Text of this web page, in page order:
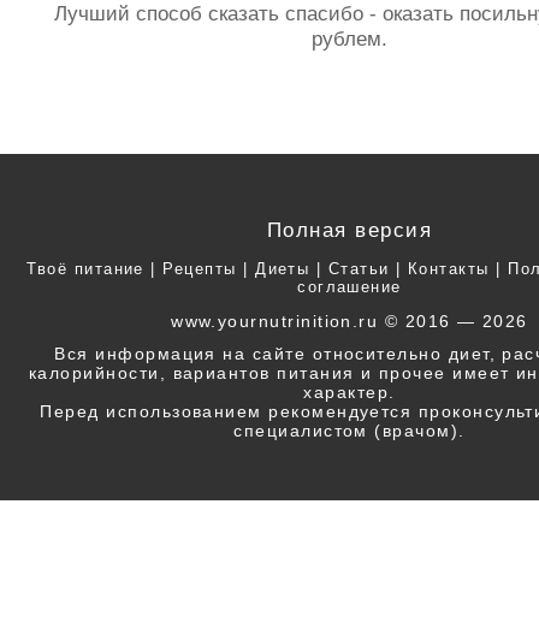
Лучший способ сказать спасибо - оказать
рублем.
Полная версия
Твоё питание | Рецепты | Диеты | Статьи | Контакты |
соглашение
www.yournutrinition.ru © 2016 — 2026
Вся информация на сайте относительно диет,
калорийности, вариантов питания и прочее имеет
характер.
Перед использованием рекомендуется
специалистом (врачом).